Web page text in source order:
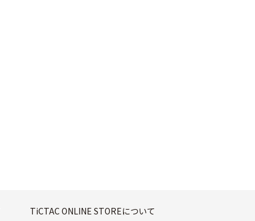
TiCTAC ONLINE STOREについて